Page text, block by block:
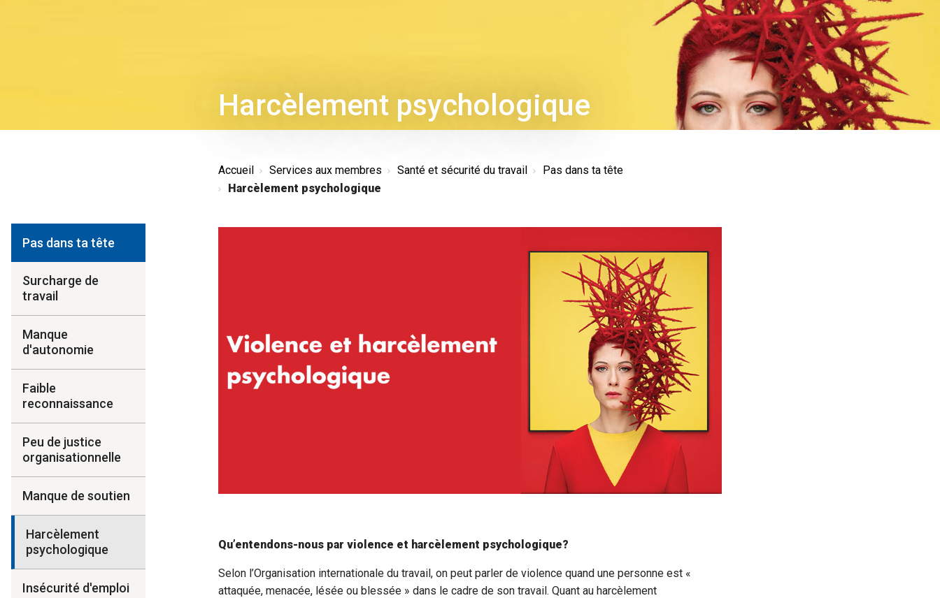
Harcèlement psychologique
Accueil Services aux membres Santé et sécurité du travail
Pas dans ta tête
Harcèlement psychologique
Pas dans ta tête
Surcharge de
travail
Manque
d'autonomie
Faible
reconnaissance
Peu de justice
organisationnelle
Manque de soutien
Harcèlement
psychologique
Insécurité d'emploi
Qu’entendons-nous par violence et harcèlement psychologique?
Selon l’Organisation internationale du travail, on peut parler de violence quand une personne est «
attaquée, menacée, lésée ou blessée » dans le cadre de son travail. Quant au harcèlement